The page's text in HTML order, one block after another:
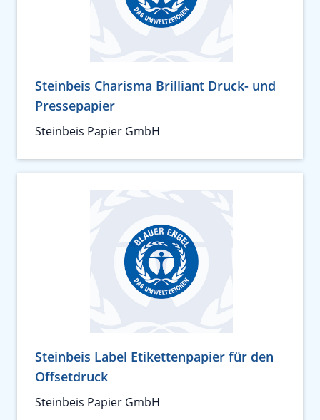
Steinbeis Charisma Brilliant Druck- und
Pressepapier
Steinbeis Papier GmbH
Steinbeis Label Etikettenpapier für den
Offsetdruck
Steinbeis Papier GmbH